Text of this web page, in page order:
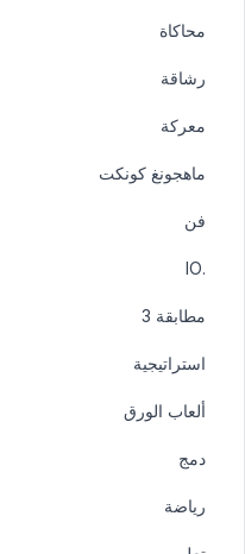
محاكاة
رشاقة
معركة
ماهجونغ كونكت
فن
.IO
مطابقة 3
استراتيجية
ألعاب الورق
دمج
رياضة